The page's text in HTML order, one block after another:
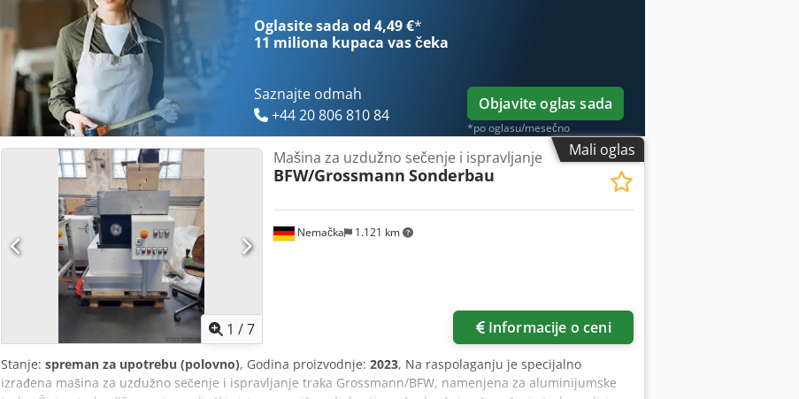
Oglasite sada od 4,49 €*
11 miliona kupaca vas čeka
Saznajte odmah
+44 20 806 810 84
Objavite oglas sada
*po oglasu/mesečno
Mali oglas
1 /7
Nemačka 1.121 km
Mašina za uzdužno sečenje i ispravljanje
BFW/Grossmann Sonderbau
Informacije o ceni
Stanje: spreman za upotrebu (polovno), Godina proizvodnje: 2023, Na raspolaganju je specijalno
izrađena mašina za uzdužno sečenje i ispravljanje traka Grossmann/BFW, namenjena za aluminijumske